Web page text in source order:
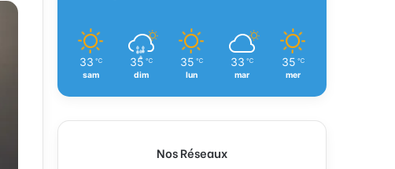
33 ℃
sam
35 ℃
dim
35 ℃
lun
33 ℃
mar
35 ℃
mer
Nos Réseaux